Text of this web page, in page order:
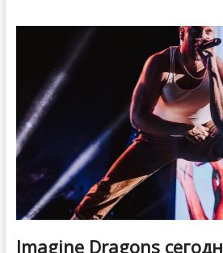
Tbilservice
Group
обвинила
загрязнении
стоков
Imagine Dragons